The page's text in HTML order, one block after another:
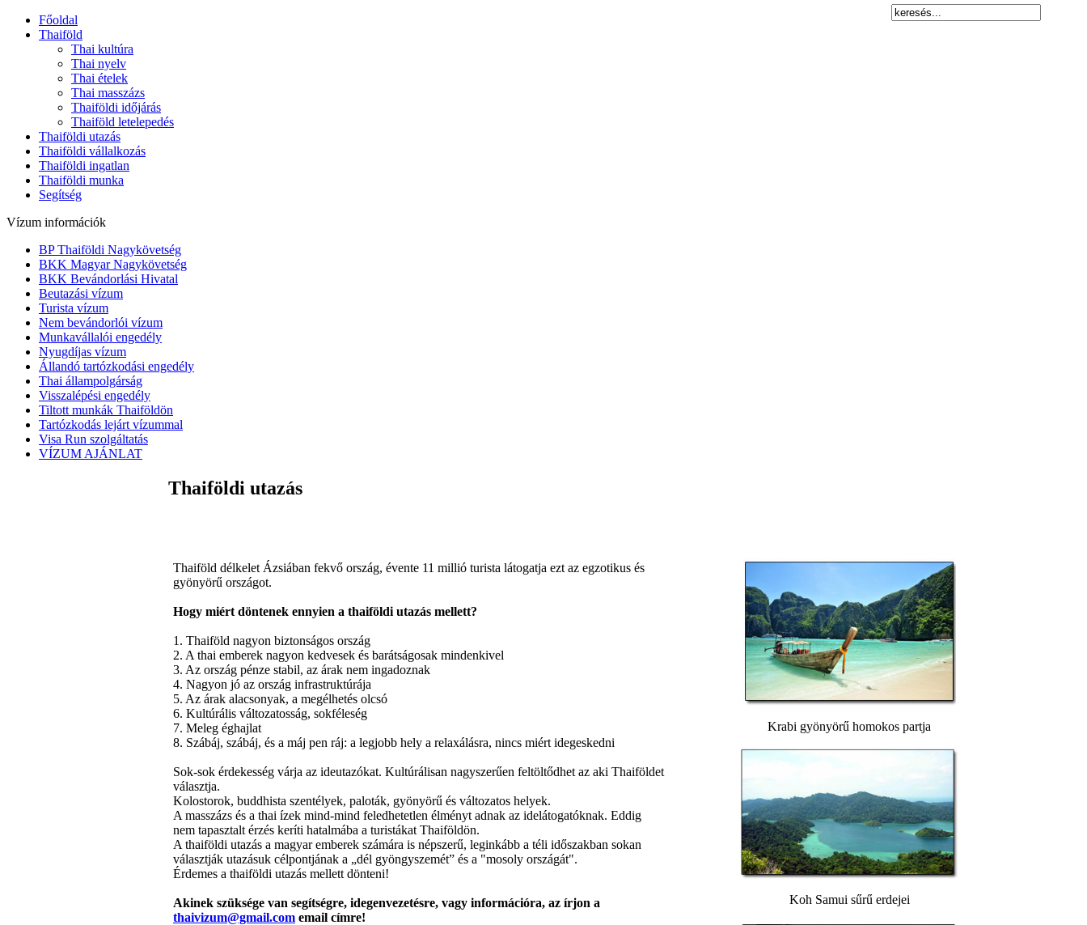
Főoldal
Thaiföld
Thai kultúra
Thai nyelv
Thai ételek
Thai masszázs
Thaiföldi időjárás
Thaiföld letelepedés
Thaiföldi utazás
Thaiföldi vállalkozás
Thaiföldi ingatlan
Thaiföldi munka
Segítség
Vízum információk
BP Thaiföldi Nagykövetség
BKK Magyar Nagykövetség
BKK Bevándorlási Hivatal
Beutazási vízum
Turista vízum
Nem bevándorlói vízum
Munkavállalói engedély
Nyugdíjas vízum
Állandó tartózkodási engedély
Thai állampolgárság
Visszalépési engedély
Tiltott munkák Thaiföldön
Tartózkodás lejárt vízummal
Visa Run szolgáltatás
VÍZUM AJÁNLAT
Thaiföldi utazás
Thaiföld délkelet Ázsiában fekvő ország, évente 11 millió turista látogatja ezt az egzotikus és
gyönyörű országot.
Hogy miért döntenek ennyien a thaiföldi utazás mellett?
1. Thaiföld nagyon biztonságos ország
2. A thai emberek nagyon kedvesek és barátságosak mindenkivel
3. Az ország pénze stabil, az árak nem ingadoznak
4. Nagyon jó az ország infrastruktúrája
5. Az árak alacsonyak, a megélhetés olcsó
6. Kultúrális változatosság, sokféleség
7. Meleg éghajlat
8. Szábáj, szábáj, és a máj pen ráj: a legjobb hely a relaxálásra, nincs miért idegeskedni
Sok-sok érdekesség várja az ideutazókat. Kultúrálisan nagyszerűen feltöltődhet az aki Thaiföldet
választja.
Kolostorok, buddhista szentélyek, paloták, gyönyörű és változatos helyek.
A masszázs és a thai ízek mind-mind feledhetetlen élményt adnak az idelátogatóknak. Eddig
nem tapasztalt érzés keríti hatalmába a turistákat Thaiföldön.
A thaiföldi utazás a magyar emberek számára is népszerű, leginkább a téli időszakban sokan
választják utazásuk célpontjának a „dél gyöngyszemét” és a "mosoly országát".
Érdemes a thaiföldi utazás mellett dönteni!
Akinek szüksége van segítségre, idegenvezetésre, vagy információra, az írjon a
thaivizum@gmail.com email címre!
Krabi gyönyörű homokos partja
Koh Samui sűrű erdejei